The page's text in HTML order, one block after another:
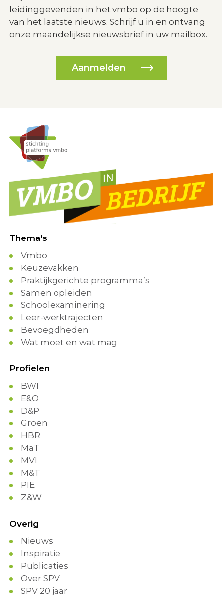
leidinggevenden in het vmbo op de hoogte
van het laatste nieuws. Schrijf u in en ontvang
onze maandelijkse nieuwsbrief in uw mailbox.
Aanmelden
Thema's
Vmbo
Keuzevakken
Praktijkgerichte programma’s
Samen opleiden
Schoolexaminering
Leer-werktrajecten
Bevoegdheden
Wat moet en wat mag
Profielen
BWI
E&O
D&P
Groen
HBR
MaT
MVI
M&T
PIE
Z&W
Overig
Nieuws
Inspiratie
Publicaties
Over SPV
SPV 20 jaar